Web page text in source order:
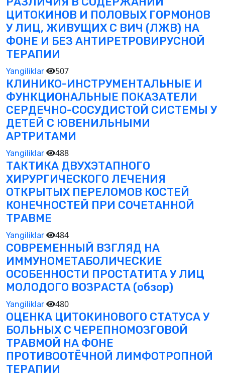
ЦИТОКИНОВ И ПОЛОВЫХ ГОРМОНОВ
У ЛИЦ, ЖИВУЩИХ С ВИЧ (ЛЖВ) НА
ФОНЕ И БЕЗ АНТИРЕТРОВИРУСНОЙ
ТЕРАПИИ
Yangiliklar 507
КЛИНИКО-ИНСТРУМЕНТАЛЬНЫЕ И
ФУНКЦИОНАЛЬНЫЕ ПОКАЗАТЕЛИ
СЕРДЕЧНО-СОСУДИСТОЙ СИСТЕМЫ У
ДЕТЕЙ С ЮВЕНИЛЬНЫМИ
АРТРИТАМИ
Yangiliklar 488
ТАКТИКА ДВУХЭТАПНОГО
ХИРУРГИЧЕСКОГО ЛЕЧЕНИЯ
ОТКРЫТЫХ ПЕРЕЛОМОВ КОСТЕЙ
КОНЕЧНОСТЕЙ ПРИ СОЧЕТАННОЙ
ТРАВМЕ
Yangiliklar 484
СОВРЕМЕННЫЙ ВЗГЛЯД НА
ИММУНОМЕТАБОЛИЧЕСКИЕ
ОСОБЕННОСТИ ПРОСТАТИТА У ЛИЦ
МОЛОДОГО ВОЗРАСТА (обзор)
Yangiliklar 480
ОЦЕНКА ЦИТОКИНОВОГО СТАТУСА У
БОЛЬНЫХ С ЧЕРЕПНОМОЗГОВОЙ
ТРАВМОЙ НА ФОНЕ
ПРОТИВООТЁЧНОЙ ЛИМФОТРОПНОЙ
ТЕРАПИИ